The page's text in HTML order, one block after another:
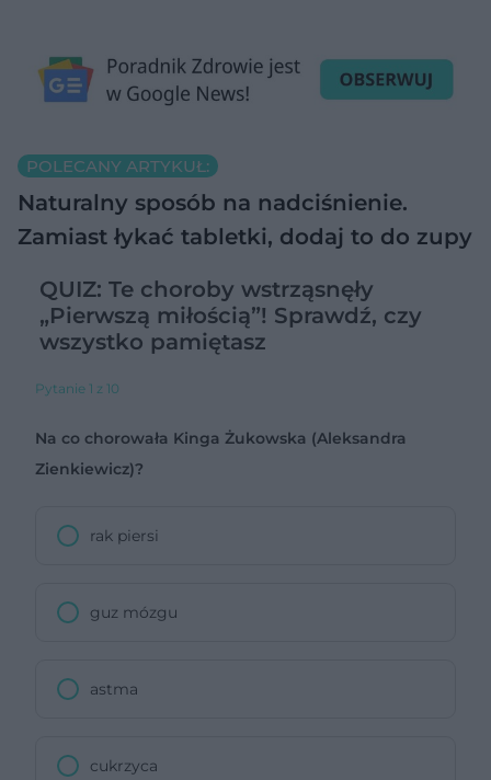
POLECANY ARTYKUŁ:
Naturalny sposób na nadciśnienie.
Zamiast łykać tabletki, dodaj to do zupy
QUIZ: Te choroby wstrząsnęły
„Pierwszą miłością”! Sprawdź, czy
wszystko pamiętasz
Pytanie 1 z 10
Na co chorowała Kinga Żukowska (Aleksandra
Zienkiewicz)?
rak piersi
guz mózgu
astma
cukrzyca